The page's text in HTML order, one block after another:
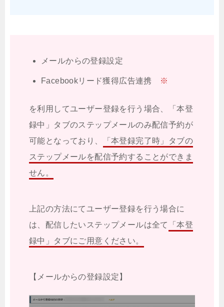
メールからの登録設定
Facebookリード獲得広告連携 ※
を利用してユーザー登録を行う場合、「本登
録中」タブのステップメールのみ配信予約が
可能となっており、
「本登録完了時」タブの
ステップメールを配信予約することができま
せん。
上記の方法にてユーザー登録を行う場合に
は、配信したいステップメールは全て
「本登
録中」タブにご用意ください。
【メールからの登録設定】